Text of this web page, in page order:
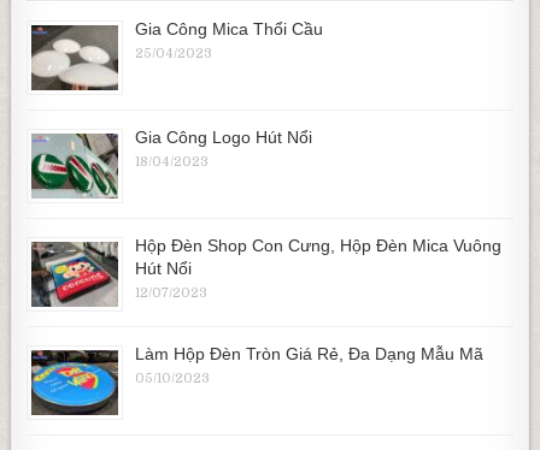
Gia Công Mica Thổi Cầu
25/04/2023
Gia Công Logo Hút Nổi
18/04/2023
Hộp Đèn Shop Con Cưng, Hộp Đèn Mica Vuông
Hút Nổi
12/07/2023
Làm Hộp Đèn Tròn Giá Rẻ, Đa Dạng Mẫu Mã
05/10/2023